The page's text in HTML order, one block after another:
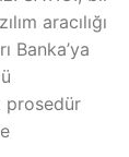
aracılığı
Banka’ya
prosedür